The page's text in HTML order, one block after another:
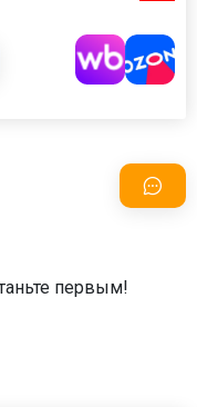
первым!